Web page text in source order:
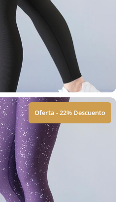
| Prepole
449.00
Ver Tallas
Oferta - 22% Descuento